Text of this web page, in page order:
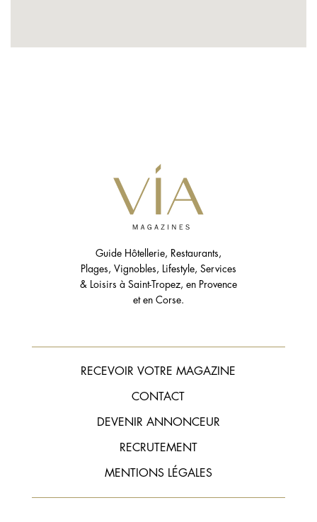
Guide Hôtellerie, Restaurants,
Plages, Vignobles, Lifestyle, Services
& Loisirs à Saint-Tropez, en Provence
et en Corse.
RECEVOIR VOTRE MAGAZINE
CONTACT
DEVENIR ANNONCEUR
RECRUTEMENT
MENTIONS LÉGALES